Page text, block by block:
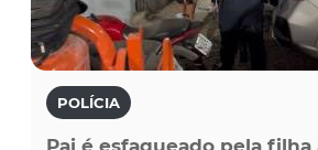
POLÍCIA